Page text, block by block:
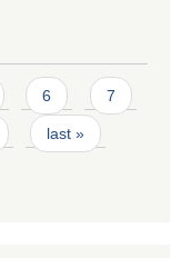
6 7
last »